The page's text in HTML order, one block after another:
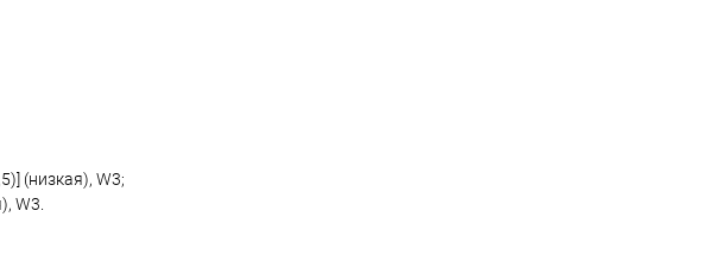
(низкая), W3;
W3.